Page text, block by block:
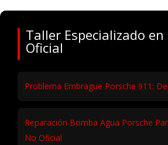
Taller Especializado en
Oficial
Problema Embrague Porsche 911:
Reparación Bomba Agua Porsche
No Oficial